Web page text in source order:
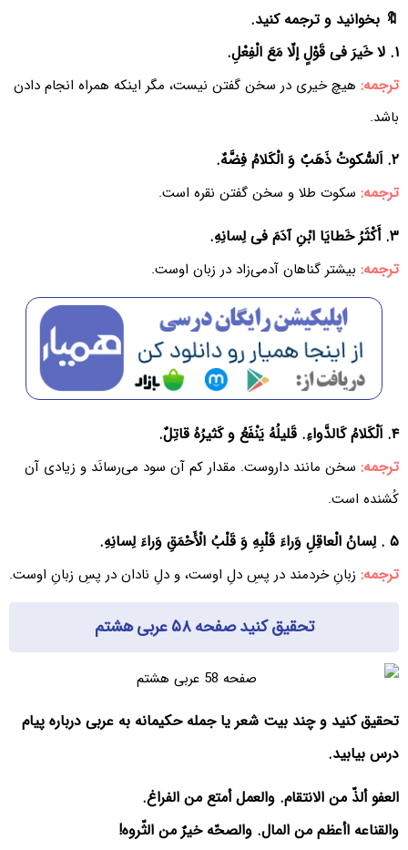
🔖 بخوانید و ترجمه کنید.
۱. لا خَیرَ فی قَوْلٍ إلّا مَعَ الْفِعْلِ.
ترجمه: هیچ خیری در سخن گفتن نیست، مگر اینکه همراه انجام دادن
باشد.
۲. اَلسُّکوتُ ذَهَبٌ وَ الْکَلامُ فِضَّهٌ.
ترجمه: سکوت طلا و سخن گفتن نقره است.
۳. أَکْثَرُ خَطایَا ابْنِ آدَمَ فی لِسانِهِ.
ترجمه: بیشتر گناهان آدمی‌زاد در زبان اوست.
۴. اَلْکَلامُ کَالدَّواءِ. قَلیلُهُ یَنْفَعُ و کَثیرُهُ قاتِلٌ.
ترجمه: سخن مانند داروست. مقدار کم آن سود می‌رسانَد و زیادی آن
کُشنده است.
۵ . لِسانُ الْعاقِلِ وَراءَ قَلْبِهِ وَ قَلْبُ الْأَحْمَقِ وَراءَ لِسانِهِ.
ترجمه: زبانِ خردمند در پسِ دلِ اوست، و دلِ نادان در پسِ زبانِ اوست.
تحقیق کنید صفحه ۵۸ عربی هشتم
تحقیق کنید و چند بیت شعر یا جمله حکیمانه به عربی درباره پیام
درس بیابید.
العفو ألذّ من الانتقام. والعمل أمتع من الفراغ.
والقناعه اأعظم من المال. والصحّه خیرٌ من الثّروه!